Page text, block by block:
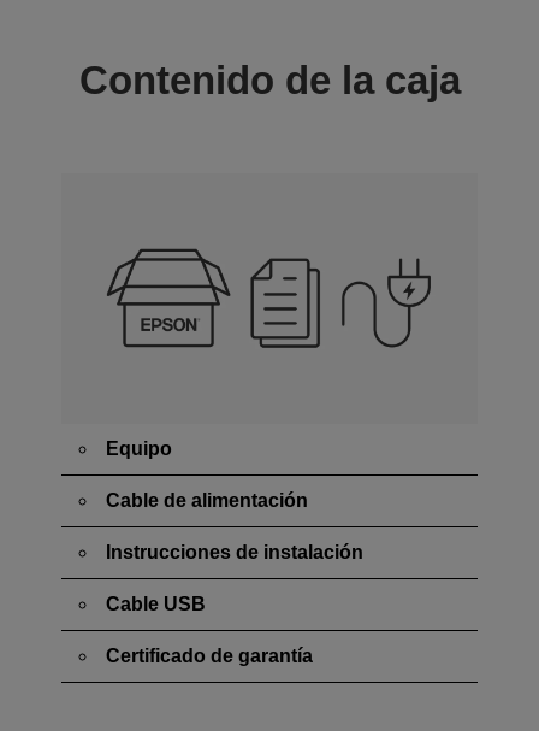
Contenido de la caja
Equipo
Cable de alimentación
Instrucciones de instalación
Cable USB
Certificado de garantía